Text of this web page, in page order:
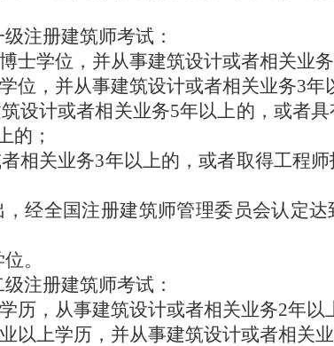
注册建筑师考试：
士学位， 并从事建筑设计或者相关业
位，并从事建筑设计或者相关业务3年
设计或者相关业务5年以上的，或者
的；
相关业务3年以上的，或者取得工程
经全国注册建筑师管理委员会认定
。
注册建筑师考试：
历，从事建筑设计或者相关业务2年以
以上学历，并从事建筑设计或者相关